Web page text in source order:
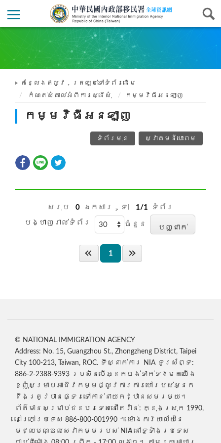
កន្លែងឥលូវ
ត្រឡប់ទៅទំព័រដើម
កំណត់សំគាល់អំពីការស្នើសុំ
កម្មវិធីអនឡាញ
កម្មវិធីអនឡាញ
ទំព័រមុន ស្វាគមន៍បោះពម
សរុប 0 ឯកសារ，ទI 1/1 ទំព័រ
បង្ហាញរាល់ទំព័រ ចំនួន
1
© NATIONAL IMMIGRATION AGENCY
Address: No. 15, Guangzhou St., Zhongzheng District, Taipei
City 100-213, Taiwan, ROC. ទីស្នាក់ការ NIA ទូរស័ព្ទ:
886-2-2388-9393 ប្រសិនបើអ្នកចង់ទាក់ទងមកយើង
ខ្ញុំសម្រាប់អាជីវកម្មផ្លូវការការហៅរបស់អ្នក
នឹងត្រូវបានផ្ទេរទៅកាន់នាយកដ្ឋានសមរម្យ។
ព័ត៌មានសម្រាប់ជនបរទេសនៅតៃវ៉ាន់: ក្នុងស្រុក 1990,
នៅក្រៅប្រទេស 886-800-001990 ។ ម៉ោងការិយាល័យនៃ
មជ្ឈមណ្ឌលសេវាកម្មរបស់ NIA នៅទូទាំងប្រទេស